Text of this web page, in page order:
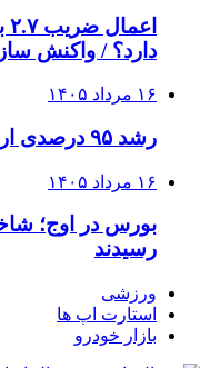
دارد؟ / واکنش
۱۶ مرداد ۱۴۰۵
رشد ۹۵ درصدی ارزش معاملات بورس‌های کالایی
۱۶ مرداد ۱۴۰۵
بورس در اوج؛
رسیدند
ورزشی
استارت اپ ها
بازار خودرو